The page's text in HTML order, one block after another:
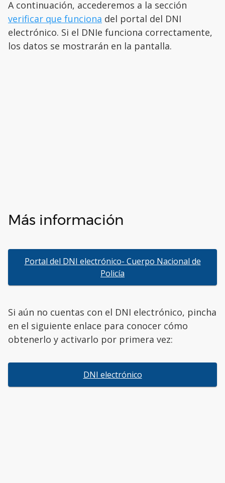
A continuación, accederemos a la sección
verificar que funciona del portal del DNI
electrónico. Si el DNIe funciona correctamente,
los datos se mostrarán en la pantalla.
Más información
Portal del DNI electrónico- Cuerpo Nacional de
Policía
Si aún no cuentas con el DNI electrónico, pincha
en el siguiente enlace para conocer cómo
obtenerlo y activarlo por primera vez:
DNI electrónico